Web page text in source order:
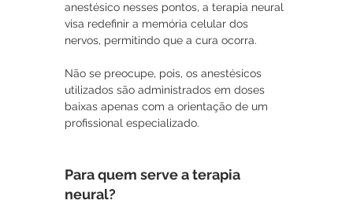
anestésico nesses pontos, a terapia neural
visa redefinir a memória celular dos
nervos, permitindo que a cura ocorra.
Não se preocupe, pois, os anestésicos
utilizados são administrados em doses
baixas apenas com a orientação de um
profissional especializado.
Para quem serve a terapia
neural?